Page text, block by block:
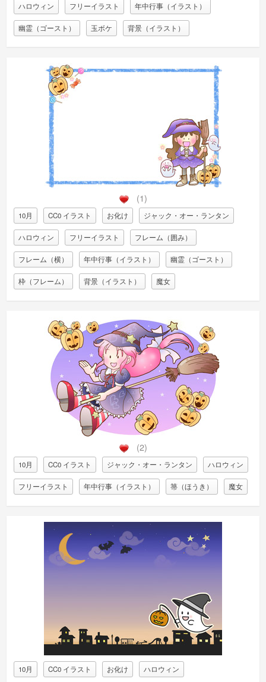
ハロウィン フリーイラスト 年中行事（イラスト）
幽霊（ゴースト） 玉ボケ 背景（イラスト）
(1)
10月 CC0 イラスト お化け ジャック・オー・ランタン
ハロウィン フリーイラスト フレーム（囲み）
フレーム（横） 年中行事（イラスト） 幽霊（ゴースト）
枠（フレーム） 背景（イラスト） 魔女
(2)
10月 CC0 イラスト ジャック・オー・ランタン ハロウィン
フリーイラスト 年中行事（イラスト） 箒（ほうき） 魔女
10月 CC0 イラスト お化け ハロウィン